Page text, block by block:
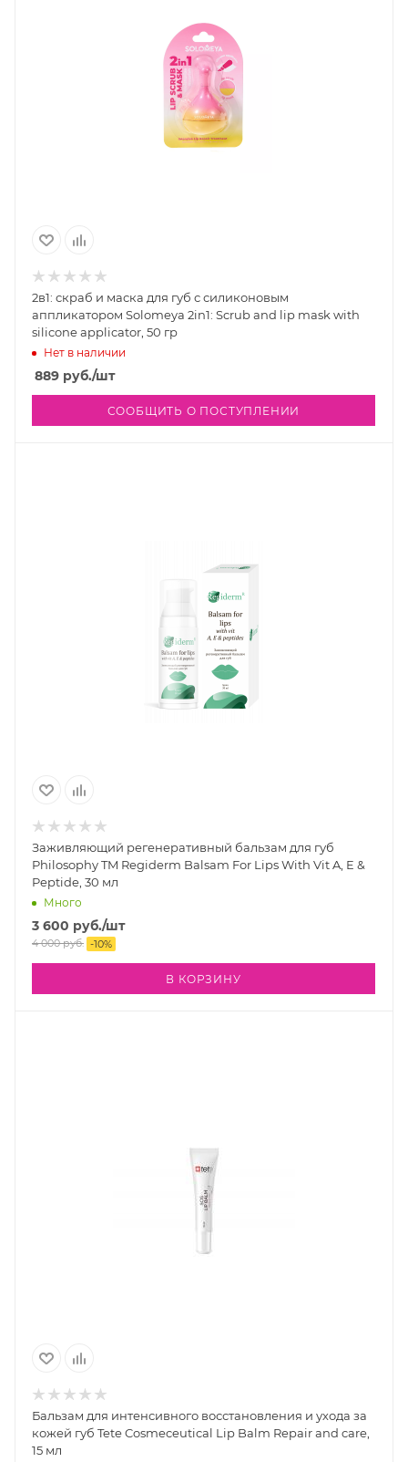
2в1: скраб и маска для губ с силиконовым
аппликатором Solomeya 2in1: Scrub and lip mask with
silicone applicator, 50 гр
Нет в наличии
889 руб./шт
СООБЩИТЬ О ПОСТУПЛЕНИИ
Заживляющий регенеративный бальзам для губ
Philosophy TM Regiderm Balsam For Lips With Vit A, E &
Peptide, 30 мл
Много
3 600 руб./шт
4 000руб. -10%
В КОРЗИНУ
Бальзам для интенсивного восстановления и ухода за
кожей губ Tete Cosmeceutical Lip Balm Repair and care,
15 мл